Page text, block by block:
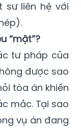
không được
khỏi tòa. Từ
liên hệ với
“mật”?
tư pháp của
được sao
tòa án khiến